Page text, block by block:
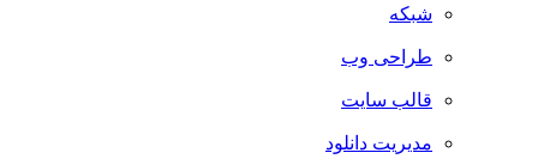
شبکه
طراحی وب
قالب سایت
مدیریت دانلود